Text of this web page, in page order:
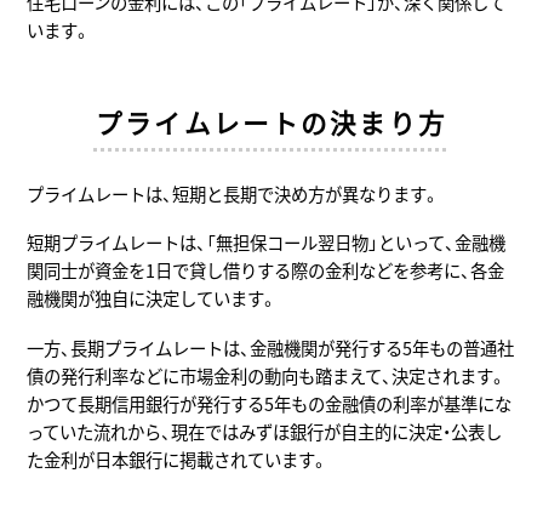
います。
プライムレートの決まり方
プライムレートは、短期と長期で決め方が異なります。
短期プライムレートは、「無担保コール翌日物」といって、金融機
関同士が資金を1日で貸し借りする際の金利などを参考に、各金
融機関が独自に決定しています。
一方、長期プライムレートは、金融機関が発行する5年もの普通社
債の発行利率などに市場金利の動向も踏まえて、決定されます。
かつて長期信用銀行が発行する5年もの金融債の利率が基準にな
っていた流れから、現在ではみずほ銀行が自主的に決定・公表し
た金利が日本銀行に掲載されています。